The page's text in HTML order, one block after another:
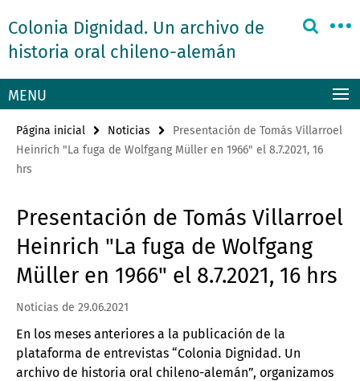
direkt
zu
Colonia Dignidad. Un archivo de
historia oral chileno-alemán
Herramientas
de
MENU
Página inicial Noticias
Presentación de Tomás Villarroel
Heinrich "La fuga de Wolfgang Müller en 1966" el 8.7.2021, 16
hrs
Presentación de Tomás Villarroel
Heinrich "La fuga de Wolfgang
Müller en 1966" el 8.7.2021, 16 hrs
Noticias de 29.06.2021
En los meses anteriores a la publicación de la
plataforma de entrevistas “Colonia Dignidad. Un
archivo de historia oral chileno-alemán”, organizamos